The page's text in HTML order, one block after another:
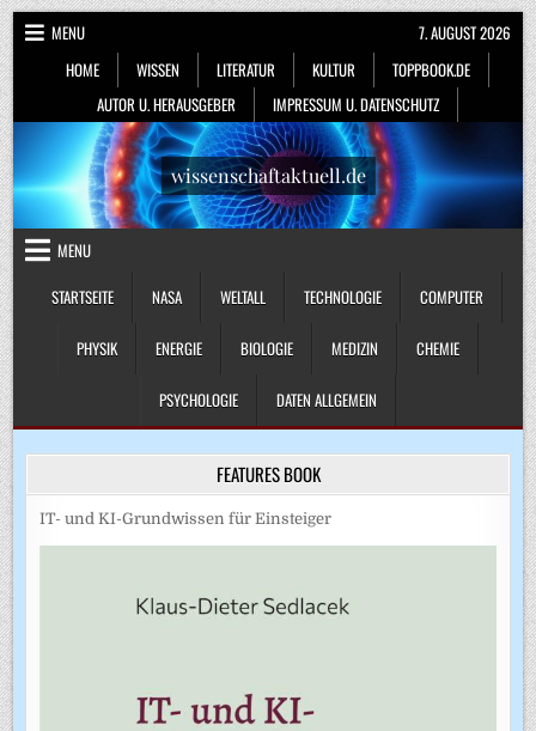
Skip
to
content
MENU
HOME
WISSEN LITERATUR KULTUR
TOPPBOOK.DE
AUTOR U. HERAUSGEBER
IMPRESSUM U. DATENSCHUTZ
7. AUGUST 2026
wissenschaftaktuell.de
MENU
STARTSEITE
NASA WELTALL TECHNOLOGIE COMPUTER
PHYSIK ENERGIE BIOLOGIE MEDIZIN CHEMIE
PSYCHOLOGIE DATEN ALLGEMEIN
FEATURES BOOK
IT- und KI-Grundwissen für Einsteiger